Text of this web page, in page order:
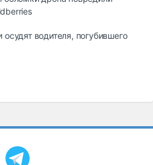
осудят водителя, погубившего